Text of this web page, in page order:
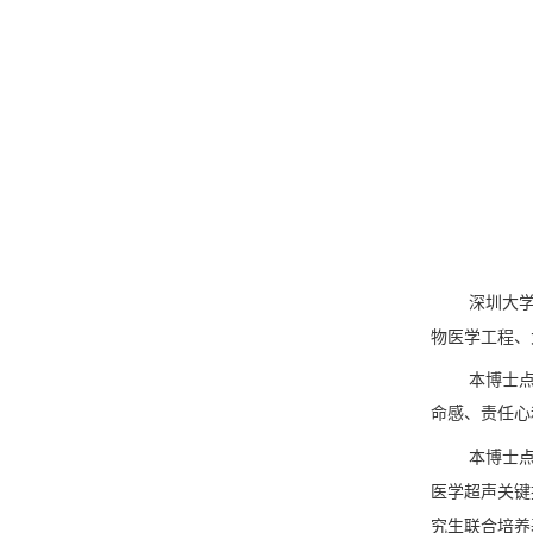
深圳大
物医学工程
本博士
命感、责任
本博士
医学超声关
究生联合培